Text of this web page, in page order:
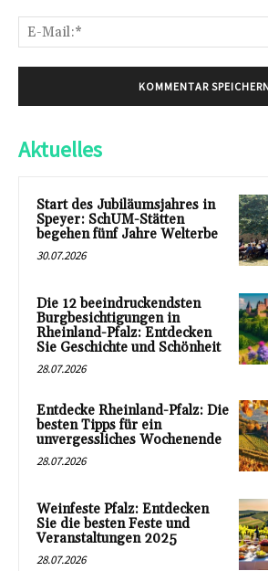
Aktuelles
Start des Jubiläumsjahres in
Speyer: SchUM-Stätten
begehen fünf Jahre Welterbe
30.07.2026
Die 12 beeindruckendsten
Burgbesichtigungen in
Rheinland-Pfalz: Entdecken
Sie Geschichte und Schönheit
28.07.2026
Entdecke Rheinland-Pfalz: Die
besten Tipps für ein
unvergessliches Wochenende
28.07.2026
Weinfeste Pfalz: Entdecken
Sie die besten Feste und
Veranstaltungen 2025
28.07.2026